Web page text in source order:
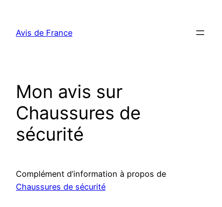
contenu
Avis de France
Mon avis sur
Chaussures de
sécurité
Complément d’information à propos de
Chaussures de sécurité